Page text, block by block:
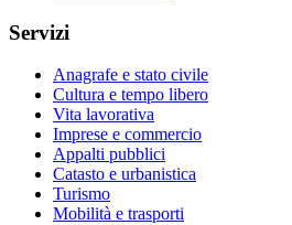
Servizi
Anagrafe e stato civile
Cultura e tempo libero
Vita lavorativa
Imprese e commercio
Appalti pubblici
Catasto e urbanistica
Turismo
Mobilità e trasporti